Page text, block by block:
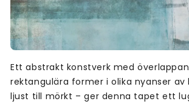
Ett abstrakt konstverk med
rektangulära former i olika nyanser
ljust till mörkt – ger denna tapet ett